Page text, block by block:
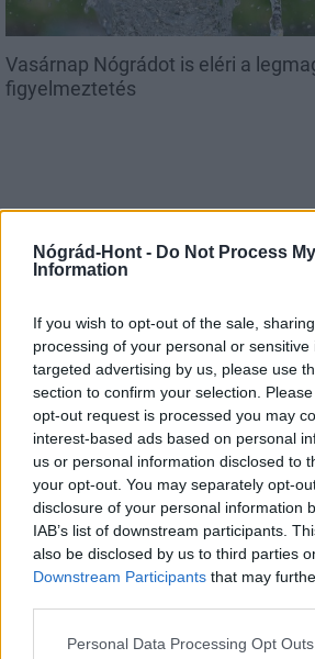
Nógrád-Hont - Do Not Process
Information
If you wish to opt-out of the sale,
processing of your personal or
targeted advertising by us, please use
section to confirm your selection.
opt-out request is processed you may
interest-based ads based on personal
us or personal information disclosed to
your opt-out. You may separately opt-
disclosure of your personal information
IAB’s list of downstream participants.
also be disclosed by us to third parties
Downstream Participants that may
Please note that this website/app uses
Personal Data Processing Opt Outs
Vasárnap Nógrádot is eléri a
figyelmeztetés
MAGYAR ÉPÍTŐK
Útépítés
autópálya útépítés M1-es autópálya Bicske
M1 bővítés: már zajlik a teljesen